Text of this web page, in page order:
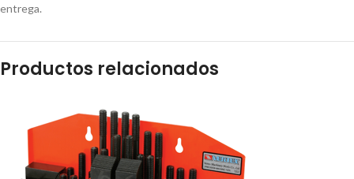
entrega.
Productos relacionados